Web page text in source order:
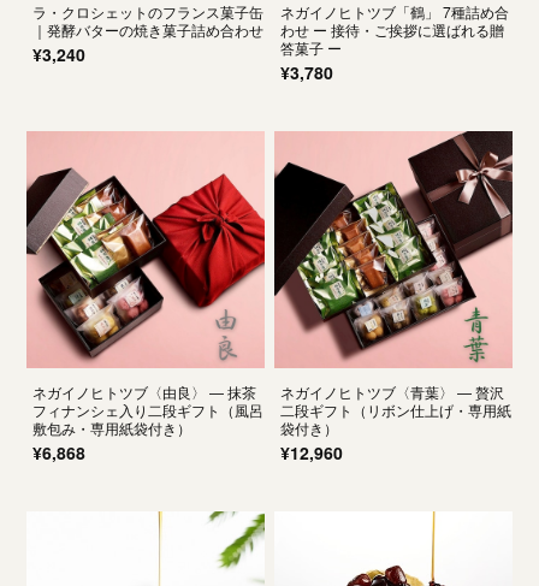
ラ・クロシェットのフランス菓子缶
｜発酵バターの焼き菓子詰め合わせ
¥3,240
ネガイノヒトツブ「鶴」 7種詰め合
わせ ー 接待・ご挨拶に選ばれる贈
答菓子 ー
¥3,780
ネガイノヒトツブ〈由良〉 — 抹茶
フィナンシェ入り二段ギフト（風呂
敷包み・専用紙袋付き）
¥6,868
ネガイノヒトツブ〈青葉〉 — 贅沢
二段ギフト（リボン仕上げ・専用紙
袋付き）
¥12,960